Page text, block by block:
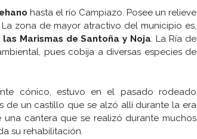
hasta el río Campiazo. Posee un relieve
zona de mayor atractivo del municipio es,
Marismas de Santoña y Noja. La Ría de
pues cobija a diversas especies de
cónico, estuvo en el pasado rodeado
de un castillo que se alzó allí durante la era
cantera que se realizó durante muchos
su rehabilitación.